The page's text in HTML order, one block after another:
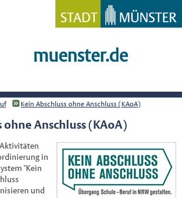
muenster.de
Kein Abschluss ohne Anschluss (KAoA)
ohne Anschluss (KAoA)
in
"Kein
und